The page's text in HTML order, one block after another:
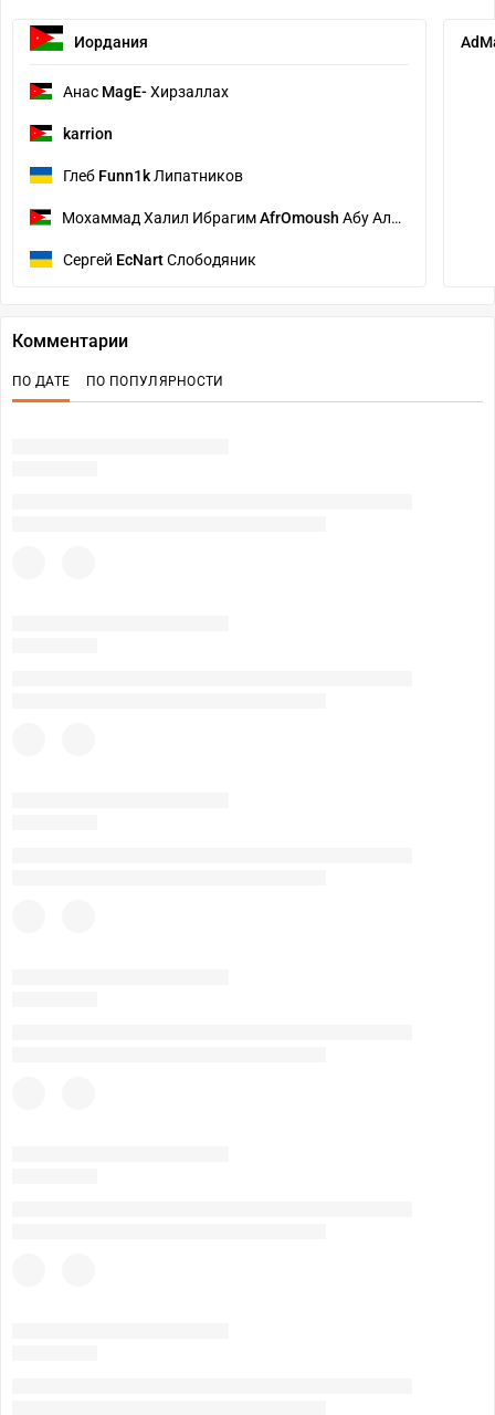
Иордания
Анас MagE-Хирзаллах
karrion
Глеб Funn1k Липатников
Мохаммад Халил ИбрагимAfrOmoush Абу Аль Эйс
Сергей EcNartСлободяник
Комментарии
ПО ДАТЕ ПО ПОПУЛЯРНОСТИ